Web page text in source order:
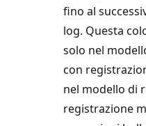
fino al
log. Questa
solo nel
con
nel modello di
registrazione